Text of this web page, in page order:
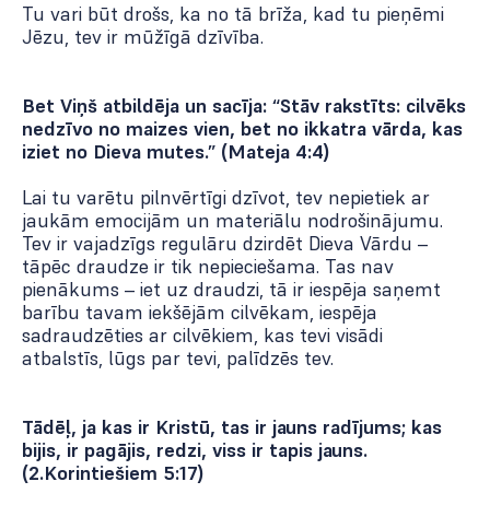
Tu vari būt drošs, ka no tā brīža, kad tu pieņēmi
Jēzu, tev ir mūžīgā dzīvība.
Bet Viņš atbildēja un sacīja: “Stāv rakstīts: cilvēks
nedzīvo no maizes vien, bet no ikkatra vārda, kas
iziet no Dieva mutes.” (Mateja 4:4)
Lai tu varētu pilnvērtīgi dzīvot, tev nepietiek ar
jaukām emocijām un materiālu nodrošinājumu.
Tev ir vajadzīgs regulāru dzirdēt Dieva Vārdu –
tāpēc draudze ir tik nepieciešama. Tas nav
pienākums – iet uz draudzi, tā ir iespēja saņemt
barību tavam iekšējām cilvēkam, iespēja
sadraudzēties ar cilvēkiem, kas tevi visādi
atbalstīs, lūgs par tevi, palīdzēs tev.
Tādēļ, ja kas ir Kristū, tas ir jauns radījums; kas
bijis, ir pagājis, redzi, viss ir tapis jauns.
(2.Korintiešiem 5:17)